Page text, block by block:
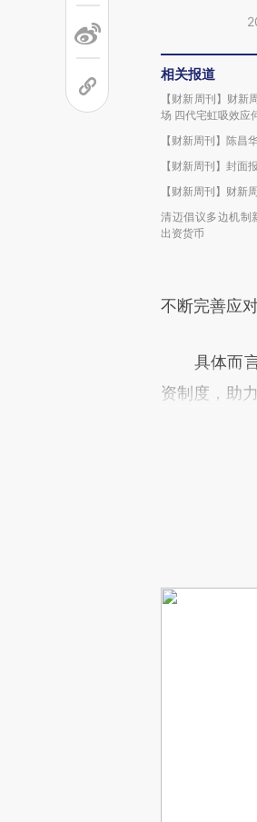
相关报道
【财新周刊】财新
场 四代宅虹吸效应
【财新周刊】陈昌
【财新周刊】封面
【财新周刊】财新
清迈倡议多边机制
出资货币
不断完善应
具体而言
资制度，助